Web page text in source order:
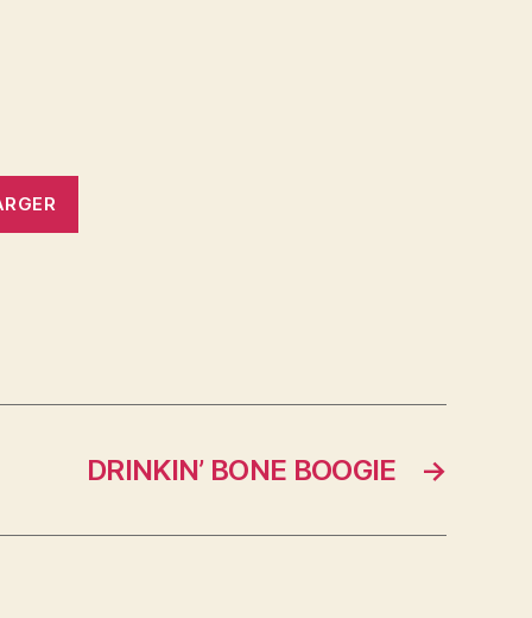
→
DRINKIN’ BONE BOOGIE